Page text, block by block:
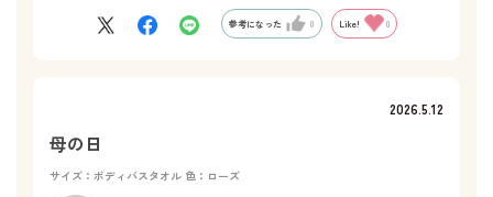
参考になった 0 Like! 0
2026.5.12
母の日
サイズ：ボディバスタオル 色：ローズ